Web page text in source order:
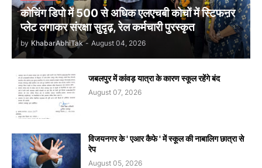
कोचिंग डिपो में 500 से अधिक एलएचबी कोचों में स्टिफऩर
प्लेट लगाकर संरक्षा सुदृढ़, रेल कर्मचारी पुरस्कृत
by KhabarAbhiTak - August 04, 2026
जबलपुर में कांवड़ यात्रा के कारण स्कूल रहेंगे बंद
August 07, 2026
विजयनगर के ' एआर कैफे ' में स्कूल की नाबालिग छात्रा से
रेप
August 05, 2026